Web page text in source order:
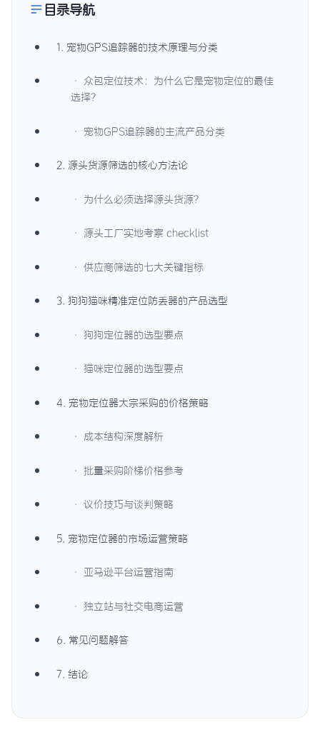
目录导航
1. 宠物GPS追踪器的技术原理与分类
· 众包定位技术：为什么它是宠物定位的最佳
选择？
· 宠物GPS追踪器的主流产品分类
2. 源头货源筛选的核心方法论
· 为什么必须选择源头货源？
· 源头工厂实地考察 checklist
· 供应商筛选的七大关键指标
3. 狗狗猫咪精准定位防丢器的产品选型
· 狗狗定位器的选型要点
· 猫咪定位器的选型要点
4. 宠物定位器大宗采购的价格策略
· 成本结构深度解析
· 批量采购阶梯价格参考
· 议价技巧与谈判策略
5. 宠物定位器的市场运营策略
· 亚马逊平台运营指南
· 独立站与社交电商运营
6. 常见问题解答
7. 结论